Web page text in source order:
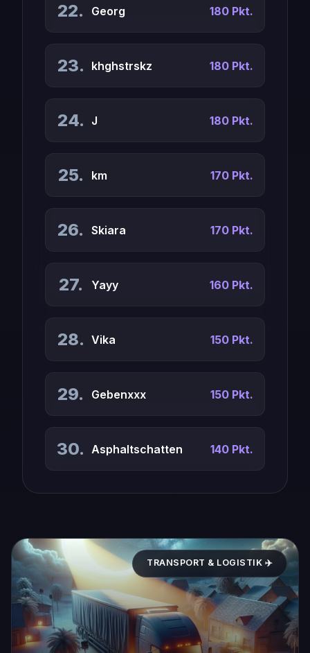
22. Georg 180 Pkt.
23. khghstrskz 180 Pkt.
24. J 180 Pkt.
25. km 170 Pkt.
26. Skiara 170 Pkt.
27. Yayy 160 Pkt.
28. Vika 150 Pkt.
29. Gebenxxx 150 Pkt.
30. Asphaltschatten 140 Pkt.
TRANSPORT & LOGISTIK ✈️